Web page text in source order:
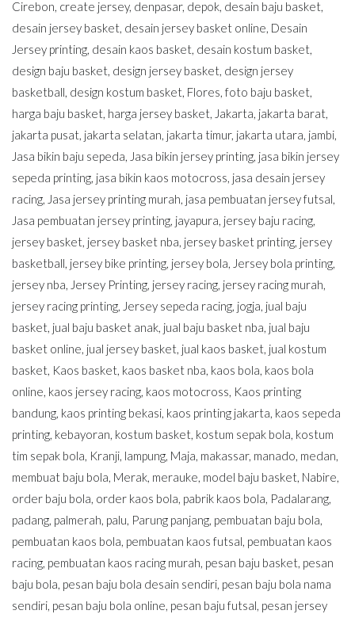
Cirebon, create jersey, denpasar, depok, desain baju basket,
desain jersey basket, desain jersey basket online, Desain
Jersey printing, desain kaos basket, desain kostum basket,
design baju basket, design jersey basket, design jersey
basketball, design kostum basket, Flores, foto baju basket,
harga baju basket, harga jersey basket, Jakarta, jakarta barat,
jakarta pusat, jakarta selatan, jakarta timur, jakarta utara, jambi,
Jasa bikin baju sepeda, Jasa bikin jersey printing, jasa bikin jersey
sepeda printing, jasa bikin kaos motocross, jasa desain jersey
racing, Jasa jersey printing murah, jasa pembuatan jersey futsal,
Jasa pembuatan jersey printing, jayapura, jersey baju racing,
jersey basket, jersey basket nba, jersey basket printing, jersey
basketball, jersey bike printing, jersey bola, Jersey bola printing,
jersey nba, Jersey Printing, jersey racing, jersey racing murah,
jersey racing printing, Jersey sepeda racing, jogja, jual baju
basket, jual baju basket anak, jual baju basket nba, jual baju
basket online, jual jersey basket, jual kaos basket, jual kostum
basket, Kaos basket, kaos basket nba, kaos bola, kaos bola
online, kaos jersey racing, kaos motocross, Kaos printing
bandung, kaos printing bekasi, kaos printing jakarta, kaos sepeda
printing, kebayoran, kostum basket, kostum sepak bola, kostum
tim sepak bola, Kranji, lampung, Maja, makassar, manado, medan,
membuat baju bola, Merak, merauke, model baju basket, Nabire,
order baju bola, order kaos bola, pabrik kaos bola, Padalarang,
padang, palmerah, palu, Parung panjang, pembuatan baju bola,
pembuatan kaos bola, pembuatan kaos futsal, pembuatan kaos
racing, pembuatan kaos racing murah, pesan baju basket, pesan
baju bola, pesan baju bola desain sendiri, pesan baju bola nama
sendiri, pesan baju bola online, pesan baju futsal, pesan jersey